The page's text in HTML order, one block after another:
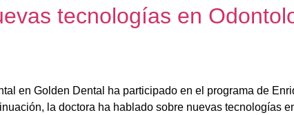
tecnologías en
en Golden Dental ha participado en el programa de
la doctora ha hablado sobre nuevas tecnologías